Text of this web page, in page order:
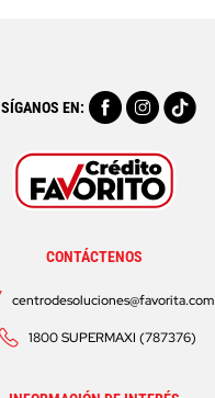
SÍGANOS EN:
CONTÁCTENOS
centrodesoluciones@favorita.com
1800 SUPERMAXI (787376)